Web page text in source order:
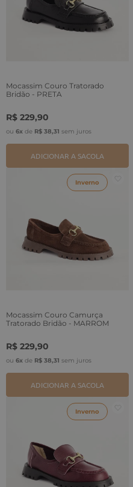
Mocassim Couro Tratorado
Bridão - PRETA
R$ 229,90
ou 6x de R$ 38,31 sem juros
ADICIONAR A SACOLA
Inverno
Mocassim Couro Camurça
Tratorado Bridão - MARROM
R$ 229,90
ou 6x de R$ 38,31 sem juros
ADICIONAR A SACOLA
Inverno